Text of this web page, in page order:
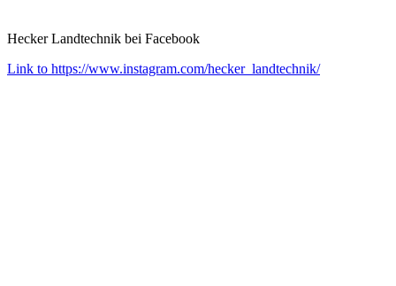
Hecker Landtechnik bei Facebook
Link to https://www.instagram.com/hecker_landtechnik/